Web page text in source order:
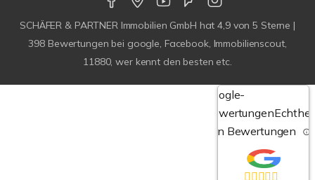
SCHÄFER & PARTNER Immobilien GmbH hat4,9von5 Sterne |
398 Bewertungen bei google, Facebook, Immobilienscout,
11880, wer kennt den besten etc.
Google-
Bewertungen
von Bewertungen